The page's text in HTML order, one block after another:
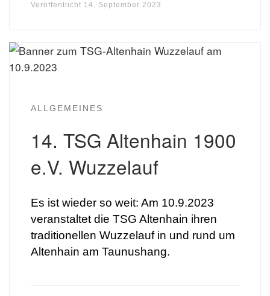
Veröffentlicht 14. September 2023
ALLGEMEINES
14. TSG Altenhain 1900
e.V. Wuzzelauf
Es ist wieder so weit: Am 10.9.2023
veranstaltet die TSG Altenhain ihren
traditionellen Wuzzelauf in und rund um
Altenhain am Taunushang.